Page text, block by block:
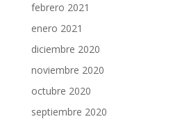
febrero 2021
enero 2021
diciembre 2020
noviembre 2020
octubre 2020
septiembre 2020